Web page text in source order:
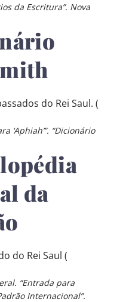
da Escritura”. Nova
do Rei Saul. (
‘Aphiah’”. “Dicionário
da
do Rei Saul (
“Entrada para
Internacional”.